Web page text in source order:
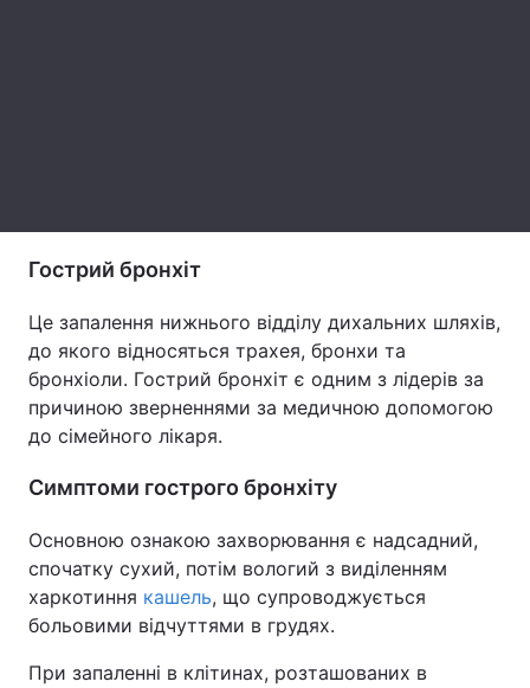
Архів Вакансії
Контакти
Гострий бронхіт
Це запалення нижнього відділу дихальних шляхів,
до якого відносяться трахея, бронхи та
бронхіоли. Гострий бронхіт є одним з лідерів за
причиною зверненнями за медичною допомогою
до сімейного лікаря.
Симптоми гострого бронхіту
Основною ознакою захворювання є надсадний,
спочатку сухий, потім вологий з виділенням
харкотиння кашель, що супроводжується
больовими відчуттями в грудях.
При запаленні в клітинах, розташованих в